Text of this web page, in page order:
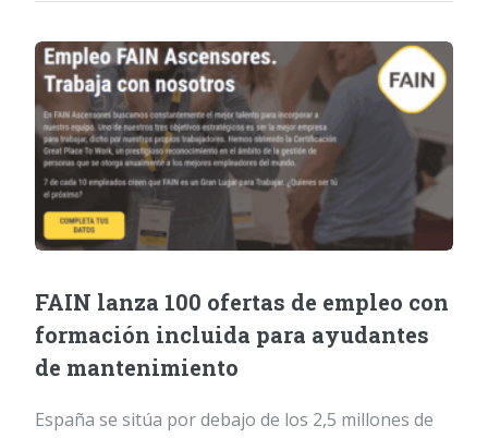
FAIN lanza 100 ofertas de empleo con
formación incluida para ayudantes
de mantenimiento
España se sitúa por debajo de los 2,5 millones de